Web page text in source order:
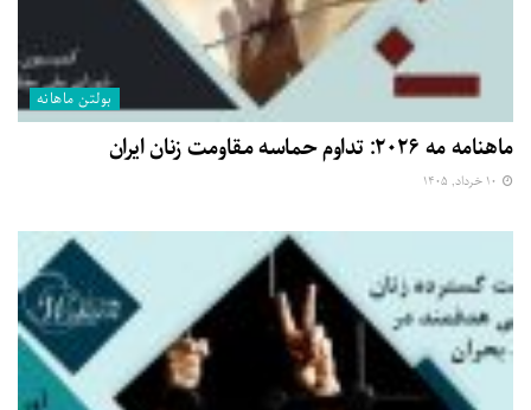
بولتن ماهانه
ماهنامه مه ۲۰۲۶: تداوم حماسه مقاومت زنان ایران